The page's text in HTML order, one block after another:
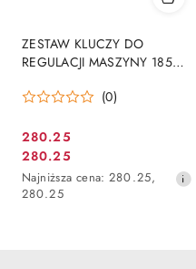
ZESTAW KLUCZY DO
REGULACJI MASZYNY 185
POMOCY 99 ZŁ.
(0)
Cena
promocyjna:
280.25
Cena
promocyjna:
280.25
Najniższa
cena
Najniższa cena: 280.25,
280.25